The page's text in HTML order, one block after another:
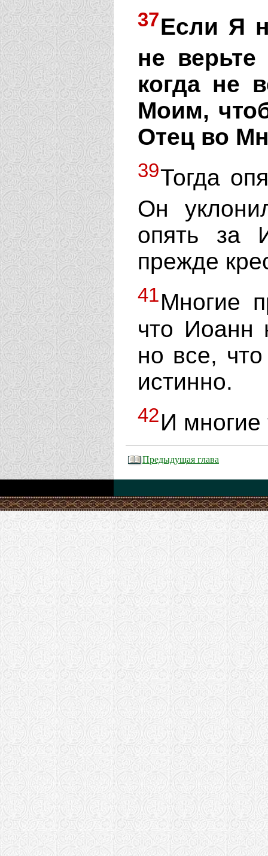
37Если Я
не
когда не
Моим,
Отец во
39Тогда
Он
опять за
прежде
41Многие
что Иоанн
но все,
истинно.
42И многие
Предыдущая глава